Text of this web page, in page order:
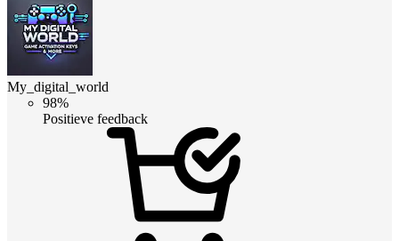
My_digital_world
98%
Positieve feedback